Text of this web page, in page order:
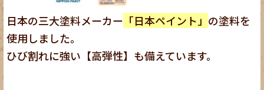
日本の三大塗料メーカー 「日本ペイント」 の塗料を
使用しました。
ひび割れに強い【高弾性】も備えています。